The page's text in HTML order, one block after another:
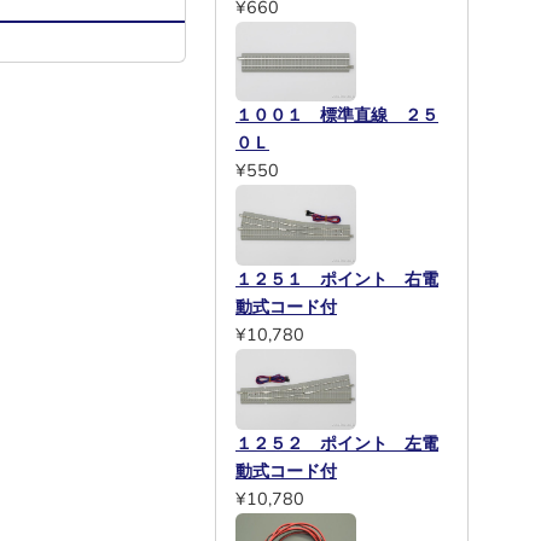
¥660
１００１ 標準直線 ２５
０Ｌ
¥550
１２５１ ポイント 右電
動式コード付
¥10,780
１２５２ ポイント 左電
動式コード付
¥10,780